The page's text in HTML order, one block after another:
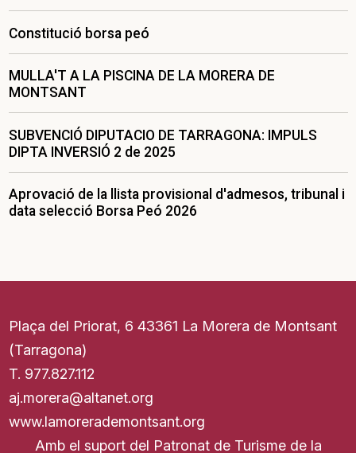
Constitució borsa peó
MULLA'T A LA PISCINA DE LA MORERA DE
MONTSANT
SUBVENCIÓ DIPUTACIO DE TARRAGONA: IMPULS
DIPTA INVERSIÓ 2 de 2025
Aprovació de la llista provisional d'admesos, tribunal i
data selecció Borsa Peó 2026
Plaça del Priorat, 6 43361 La Morera de Montsant
(Tarragona)
T. 977.827.112
aj.morera@altanet.org
www.lamorerademontsant.org
Amb el suport del Patronat de Turisme de la